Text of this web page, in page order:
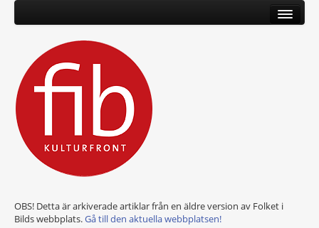
OBS! Detta är arkiverade artiklar från en äldre version av Folket i
Bilds webbplats.Gå till den aktuella webbplatsen!